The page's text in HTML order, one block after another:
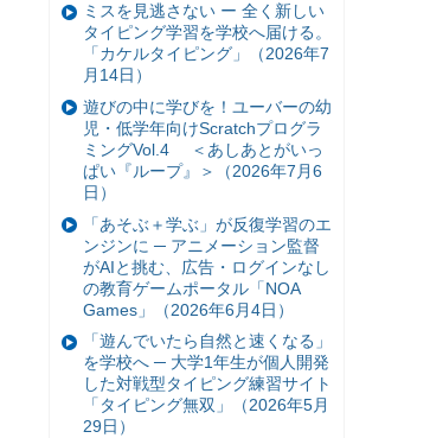
ミスを見逃さない ー 全く新しい
タイピング学習を学校へ届ける。
「カケルタイピング」（2026年7
月14日）
遊びの中に学びを！ユーバーの幼
児・低学年向けScratchプログラ
ミングVol.4 ＜あしあとがいっ
ぱい『ループ』＞（2026年7月6
日）
「あそぶ＋学ぶ」が反復学習のエ
ンジンに ─ アニメーション監督
がAIと挑む、広告・ログインなし
の教育ゲームポータル「NOA
Games」（2026年6月4日）
「遊んでいたら自然と速くなる」
を学校へ ─ 大学1年生が個人開発
した対戦型タイピング練習サイト
「タイピング無双」（2026年5月
29日）